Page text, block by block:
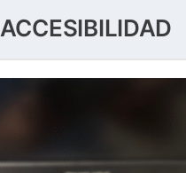
ACCESIBILIDAD